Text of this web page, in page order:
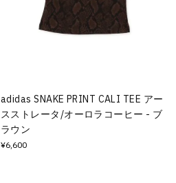
adidas SNAKE PRINT CALI TEE アー
スストレータ/オーロラコーヒー - ブ
ラウン
¥6,600